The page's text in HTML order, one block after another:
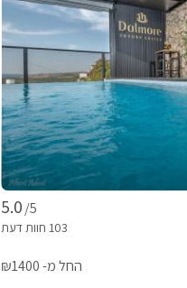
/5
החל מ- ₪1400